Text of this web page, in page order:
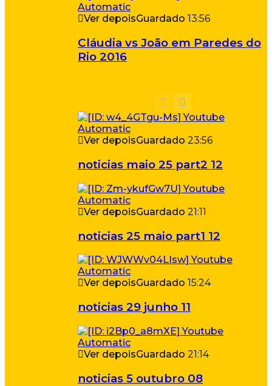
Ver depoisGuardado 13:56
Cláudia vs João em Paredes do
Rio 2016
Ver depoisGuardado 23:56
noticias maio 25 part2 12
Ver depoisGuardado 21:11
noticias 25 maio part1 12
Ver depoisGuardado 15:24
noticias 29 junho 11
Ver depoisGuardado 21:14
noticias 5 outubro 08